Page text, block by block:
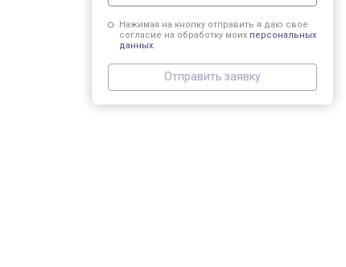
Нажимая на кнопку отправить я даю свое
согласие на обработку моих персональных
данных.
Отправить заявку